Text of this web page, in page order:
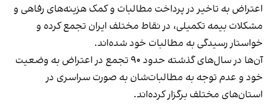
اعتراض به تاخیر در پرداخت مطالبات و کمک هزینه‌های رفاهی و
مشکلات بیمه تکمیلی، در نقاط مختلف ایران تجمع کرده و
خواستار رسیدگی به مطالبات خود شده‌اند.
آن‌ها در سال‌های گذشته حدود ۹۰ تجمع در اعتراض به وضعیت
خود و عدم توجه به مطالبات‌شان به صورت سراسری در
استان‌های مختلف برگزار کرده‌اند.